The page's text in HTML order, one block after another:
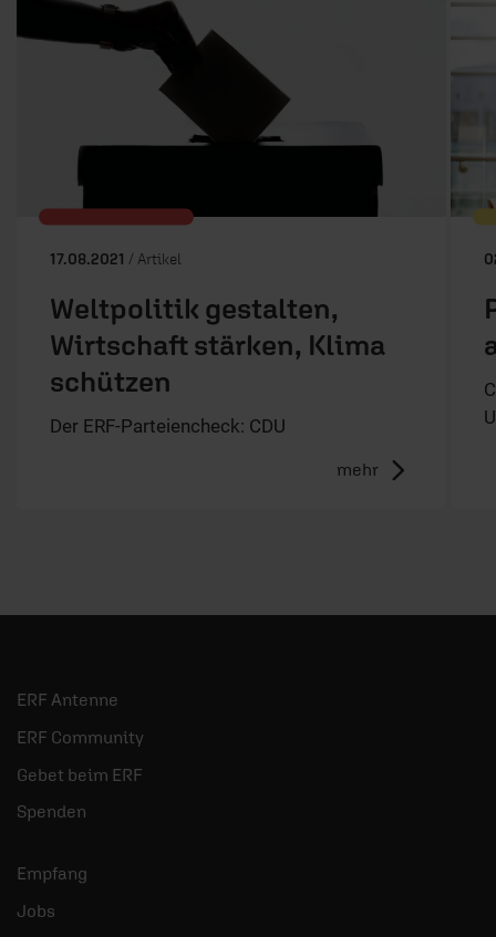
17.08.2021 / Artikel
Weltpolitik gestalten,
Wirtschaft stärken, Klima
schützen
Der ERF-Parteiencheck: CDU
mehr
ERF Antenne
ERF Community
Gebet beim ERF
Spenden
Empfang
Jobs